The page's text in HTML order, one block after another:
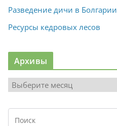
Разведение дичи в Болгарии
Ресурсы кедровых лесов
Архивы
р
х